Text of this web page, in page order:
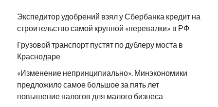
Экспедитор удобрений взял у Сбербанка кредит на
строительство самой крупной «перевалки» в РФ
Грузовой транспорт пустят по дублеру моста в
Краснодаре
«Изменение непринципиально». Минэкономики
предложило самое большое за пять лет
повышение налогов для малого бизнеса